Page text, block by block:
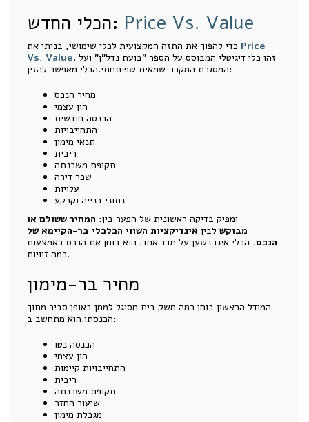
הכלי החדש: Price Vs. Value
Price
Vs. Value. זהו כלי דיגיטלי המבוסס על הספר "בועת נדל"ן" ועל
המסגרת המקרו-שמאית שפיתחתי.הכלי מאפשר להזין:
מחיר הנכס
הון עצמי
הכנסה חודשית
התחייבויות
תנאי מימון
ריבית
תקופת משכנתה
שכר דירה
עלויות
נתוני בנייה וקרקע
ומפיק בדיקה ראשונית של הפער בין: המחיר ששולם או
מבוקש לבין אינדיקציות השווי הכלכלי בר-הקיימא של
הנכס. הכלי אינו נשען על מדד אחד. הוא בוחן את הנכס באמצעות
כמה זוויות.
מחיר בר-מימון
המודל הראשון בוחן כמה משק בית מסוגל לממן באופן סביר מתוך
הכנסתו.הוא מתחשב ב:
הכנסה נטו
הון עצמי
התחייבויות קיימות
ריבית
תקופת משכנתה
שיעור החזר
מגבלת מימון